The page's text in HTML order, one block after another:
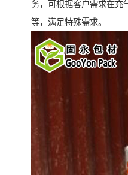
务，可根据客户需求在充
等，满足特殊需求。